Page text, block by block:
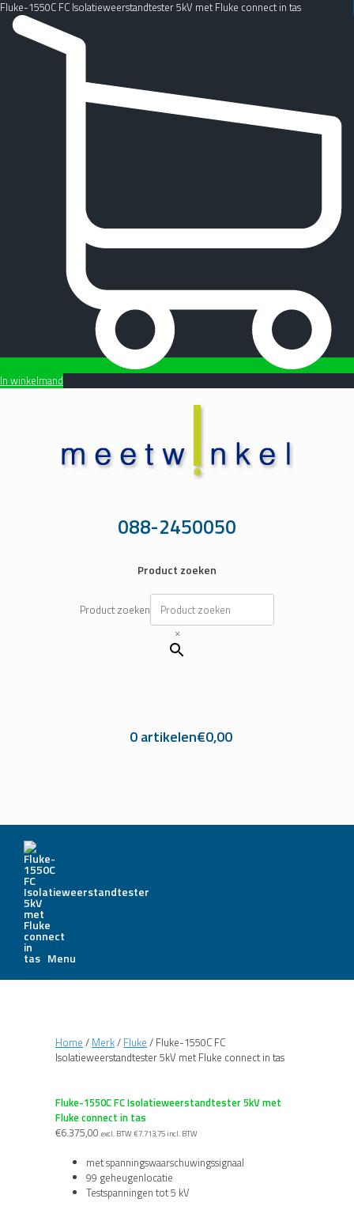
Fluke-1550C FC Isolatieweerstandtester 5kV met Fluke connect in tas
In winkelmand
088-2450050
Product zoeken
Product zoeken
×
0 artikelen€0,00
Menu
Home / Merk/ Fluke / Fluke-1550C FC
Isolatieweerstandtester 5kV met Fluke connect in tas
Fluke-1550C FC Isolatieweerstandtester 5kV met
Fluke connect in tas
€6.375,00 excl. BTW €7.713,75 incl. BTW
met spanningswaarschuwingssignaal
99 geheugenlocatie
Testspanningen tot 5 kV